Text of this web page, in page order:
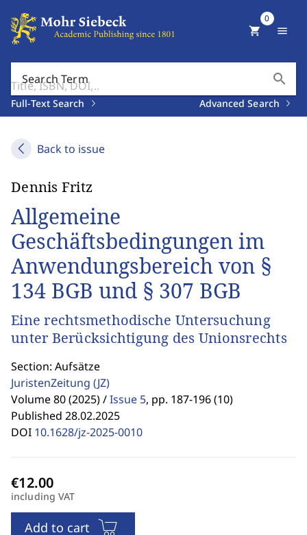
Search Term search
Full-Text Search Advanced Search
shopping_cart
0
menu
Back to issue
Dennis Fritz
Allgemeine
Geschäftsbedingungen im
Anwendungsbereich von §
134 BGB und § 307 BGB
Eine rechtsmethodische Untersuchung
unter Berücksichtigung des Unionsrechts
Section: Aufsätze
JuristenZeitung (JZ)
Volume 80 (2025) /Issue 5, pp. 187-196 (10)
Published 28.02.2025
DOI 10.1628/jz-2025-0010
including VAT
Add to cart